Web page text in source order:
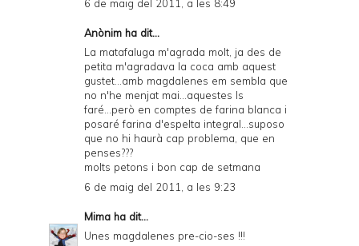
6 de maig del 2011, a les 8:49
Anònim ha dit...
La matafaluga m'agrada molt, ja des de
petita m'agradava la coca amb aquest
gustet...amb magdalenes em sembla que
no n'he menjat mai...aquestes ls
faré...però en comptes de farina blanca i
posaré farina d'espelta integral...suposo
que no hi haurà cap problema, que en
penses???
molts petons i bon cap de setmana
6 de maig del 2011, a les 9:23
Mima ha dit...
Unes magdalenes pre-cio-ses !!!